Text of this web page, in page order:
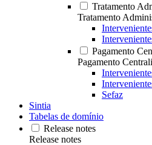
Tratamento
Tratamento
Pagamento
Pagamento
Sefaz
Sintia
Tabelas de domínio
Release notes
Release notes